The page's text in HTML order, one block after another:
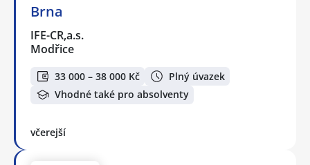
Brna
IFE-CR,a.s.
Modřice
33 000 – 38 000 Kč
Plný úvazek
Vhodné také pro absolventy
včerejší